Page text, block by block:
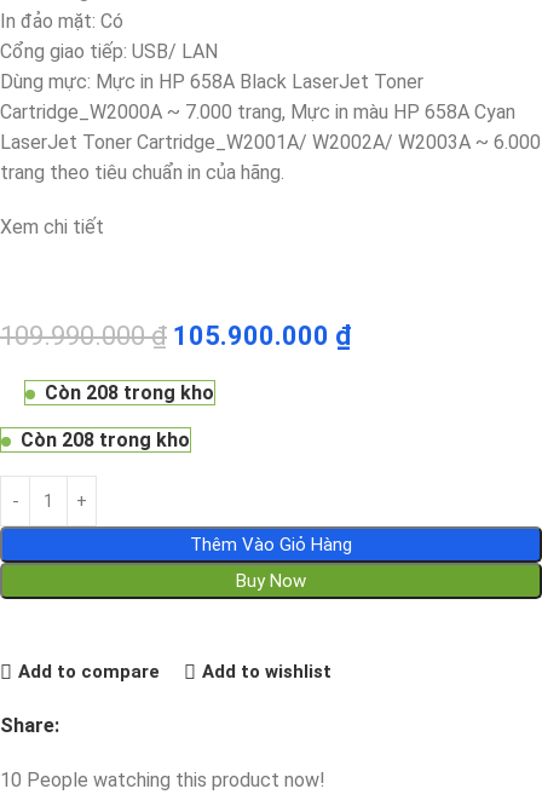
In đảo mặt: Có
Cổng giao tiếp: USB/ LAN
Dùng mực: Mực in HP 658A Black LaserJet Toner
Cartridge_W2000A ~ 7.000 trang, Mực in màu HP 658A Cyan
LaserJet Toner Cartridge_W2001A/ W2002A/ W2003A ~ 6.000
trang theo tiêu chuẩn in của hãng.
Xem chi tiết
109.990.000₫ 105.900.000 ₫
Còn 208 trong kho
Còn 208 trong kho
Thêm Vào Giỏ Hàng
Buy Now
Add to compare Add to wishlist
Share:
10 People watching this product now!